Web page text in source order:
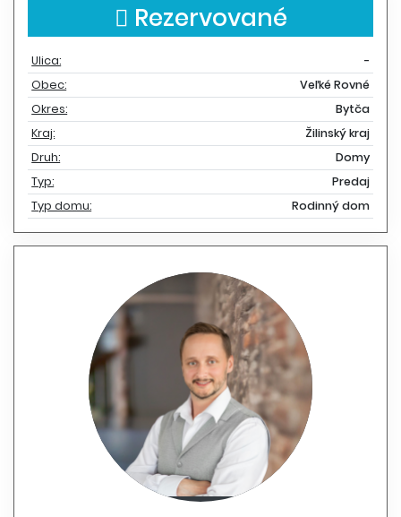
Rezervované
Ulica:
-
Obec:
Veľké Rovné
Okres:
Bytča
Kraj:
Žilinský kraj
Druh:
Domy
Typ:
Predaj
Typ domu:
Rodinný dom